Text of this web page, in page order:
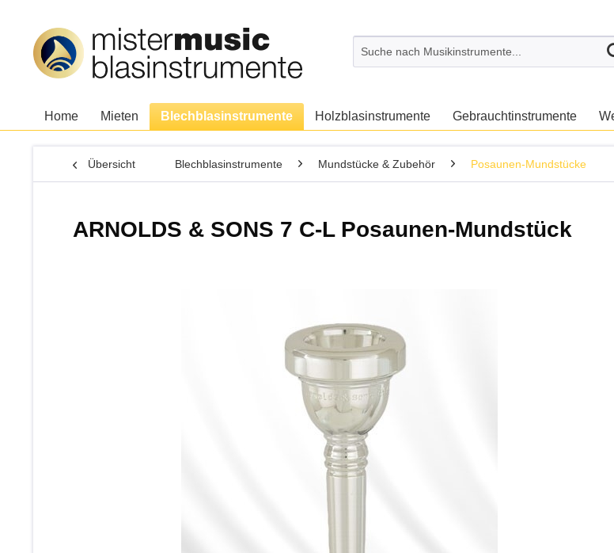
Home Mieten Blechblasinstrumente Holzblasinstrumente Gebrauchtinstrumente
Übersicht Blechblasinstrumente Mundstücke & Zubehör Posaunen-Mundstücke
ARNOLDS & SONS 7 C-L Posaunen-Mundstück